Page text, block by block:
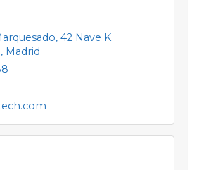
42 Nave K
, Madrid